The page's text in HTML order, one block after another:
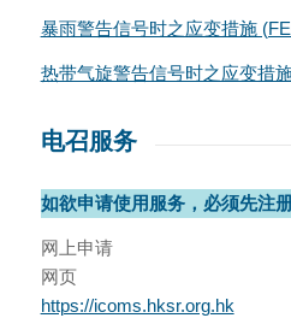
暴雨警告信号时之应变措施
热带气旋警告信号时之应变措
电召服务
如欲申请使用服务，必须先注
网上申请
网页
https://icoms.hksr.org.hk